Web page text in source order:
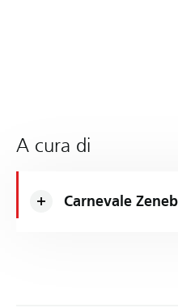
A cura di
Carnevale